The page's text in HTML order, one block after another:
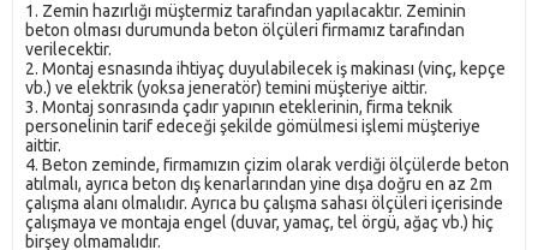
1. Zemin hazırlığı müştermiz tarafından yapılacaktır. Zeminin
beton olması durumunda beton ölçüleri firmamız tarafından
verilecektir.
2. Montaj esnasında ihtiyaç duyulabilecek iş makinası (vinç, kepçe
vb.) ve elektrik (yoksa jeneratör) temini müşteriye aittir.
3. Montaj sonrasında çadır yapının eteklerinin, firma teknik
personelinin tarif edeceği şekilde gömülmesi işlemi müşteriye
aittir.
4. Beton zeminde, firmamızın çizim olarak verdiği ölçülerde beton
atılmalı, ayrıca beton dış kenarlarından yine dışa doğru en az 2m
çalışma alanı olmalıdır. Ayrıca bu çalışma sahası ölçüleri içerisinde
çalışmaya ve montaja engel (duvar, yamaç, tel örgü, ağaç vb.) hiç
birşey olmamalıdır.